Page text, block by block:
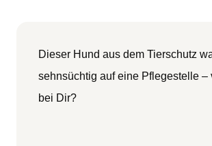
Dieser Hund aus dem Tierschutz
sehnsüchtig auf eine Pflegestelle –
bei Dir?